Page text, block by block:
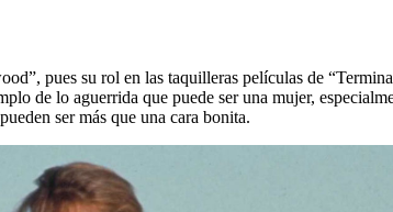
pues su rol en las taquilleras películas de
de lo aguerrida que puede ser una mujer,
ser más que una cara bonita.